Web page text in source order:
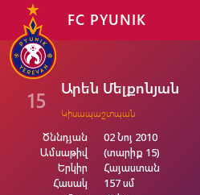
FC PYUNIK
15 Արեն Մելքոնյան
Կիսապաշտպան
Ծննդյան
Ամսաթիվ
Երկիր
Հասակ
02 Նոյ 2010
(տարիք 15)
Հայաստան
157 սմ